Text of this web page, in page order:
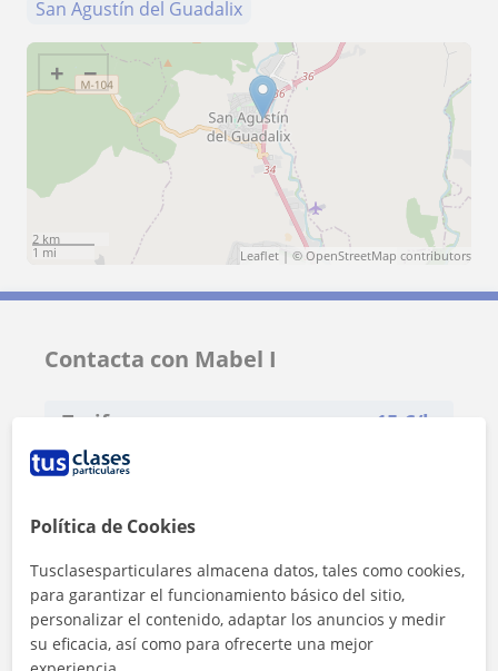
San Agustín del Guadalix
+ −
2 km
1 mi
Leaflet | © OpenStreetMap contributors
Contacta con Mabel I
Tarifa 15 €/h
1ª clase gratis
Política de Cookies
Tusclasesparticulares almacena datos, tales como cookies,
para garantizar el funcionamiento básico del sitio,
personalizar el contenido, adaptar los anuncios y medir
su eficacia, así como para ofrecerte una mejor